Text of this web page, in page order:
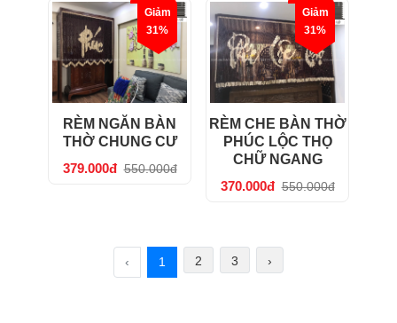
Giảm
31%
RÈM NGĂN BÀN
THỜ CHUNG CƯ
379.000đ 550.000đ
Giảm
31%
RÈM CHE BÀN THỜ
PHÚC LỘC THỌ
CHỮ NGANG
370.000đ 550.000đ
‹ 1 2 3 ›